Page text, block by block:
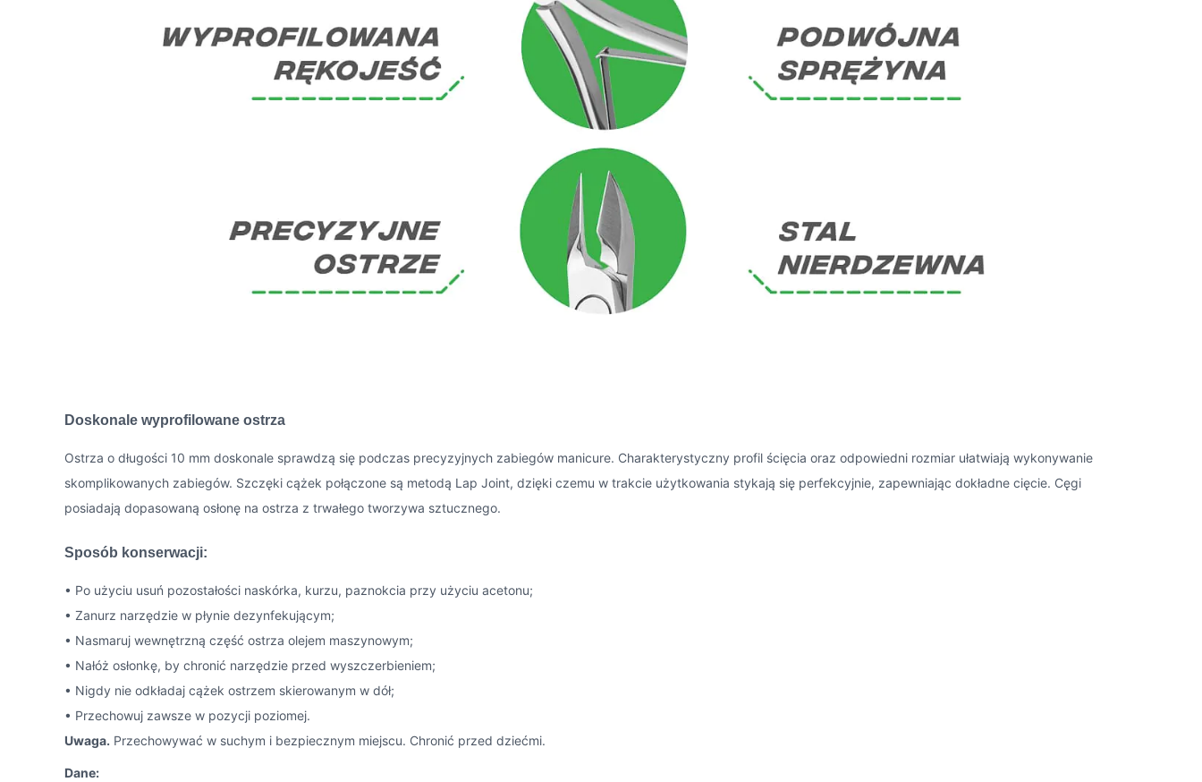
Doskonale wyprofilowane ostrza
Ostrza o długości 10 mm doskonale sprawdzą się podczas precyzyjnych zabiegów manicure. Charakterystyczny profil ścięcia oraz odpowiedni rozmiar ułatwiają wykonywanie
skomplikowanych zabiegów. Szczęki cążek połączone są metodą Lap Joint, dzięki czemu w trakcie użytkowania stykają się perfekcyjnie, zapewniając dokładne cięcie. Cęgi
posiadają dopasowaną osłonę na ostrza z trwałego tworzywa sztucznego.
Sposób konserwacji:
• Po użyciu usuń pozostałości naskórka, kurzu, paznokcia przy użyciu acetonu;
• Zanurz narzędzie w płynie dezynfekującym;
• Nasmaruj wewnętrzną część ostrza olejem maszynowym;
• Nałóż osłonkę, by chronić narzędzie przed wyszczerbieniem;
• Nigdy nie odkładaj cążek ostrzem skierowanym w dół;
• Przechowuj zawsze w pozycji poziomej.
Uwaga. Przechowywać w suchym i bezpiecznym miejscu. Chronić przed dziećmi.
Dane: